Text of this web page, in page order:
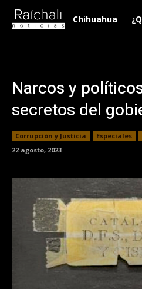
Chihuahua
Narcos y
secretos del
Corrupción y Justicia Especiales
22 agosto, 2023